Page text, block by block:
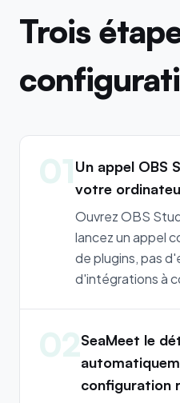
Trois
01Un appel OBS
votre
Ouvrez OBS
lancez un appel
de plugins, pas
d'intégrations à
02SeaMeet le
configuration